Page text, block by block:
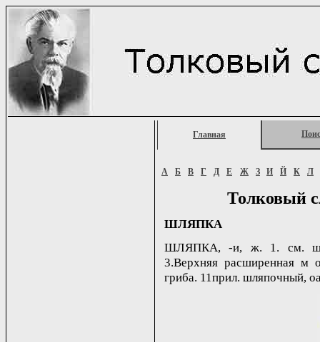
Главная
А Б В Г Д Е Ж З И Й К Л
Толковый
ШЛЯПКА
ШЛЯПКА, -и, ж. 1. см.
3.Верхняя расширенная м
гриба. 11прил. шляпочный,